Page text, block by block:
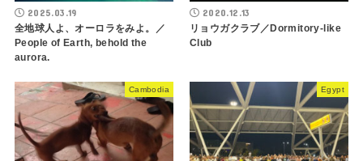
2025.03.19
全地球人よ、オーロラをみよ。／
People of Earth, behold the
aurora.
2020.12.13
リョウガクラブ／Dormitory-like
Club
Cambodia Egypt